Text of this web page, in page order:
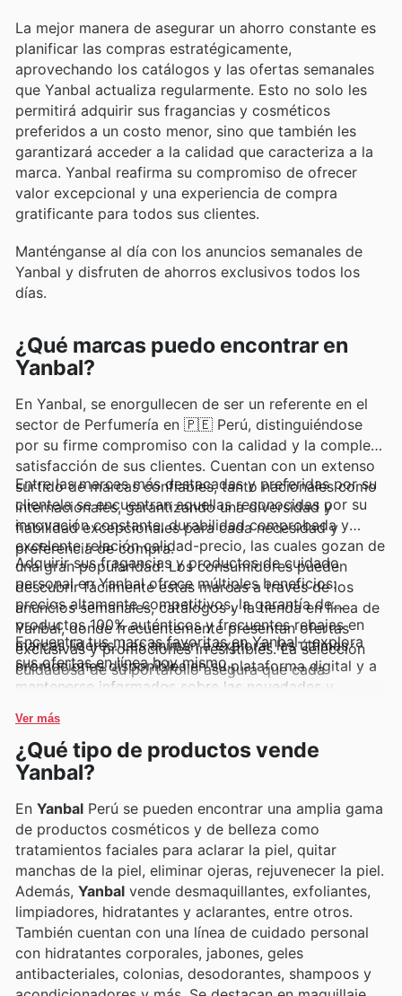
La mejor manera de asegurar un ahorro constante es
planificar las compras estratégicamente,
aprovechando los catálogos y las ofertas semanales
que Yanbal actualiza regularmente. Esto no solo les
permitirá adquirir sus fragancias y cosméticos
preferidos a un costo menor, sino que también les
garantizará acceder a la calidad que caracteriza a la
marca. Yanbal reafirma su compromiso de ofrecer
valor excepcional y una experiencia de compra
gratificante para todos sus clientes.
Manténganse al día con los anuncios semanales de
Yanbal y disfruten de ahorros exclusivos todos los
días.
¿Qué marcas puedo encontrar en
Yanbal?
En Yanbal, se enorgullecen de ser un referente en el
sector de Perfumería en 🇵🇪 Perú, distinguiéndose
por su firme compromiso con la calidad y la completa
satisfacción de sus clientes. Cuentan con un extenso
surtido de marcas confiables, tanto nacionales como
internacionales, garantizando una diversidad y
fiabilidad excepcionales para cada necesidad y
preferencia de compra.
Entre las marcas más destacadas y preferidas por su
clientela se encuentran aquellas reconocidas por su
innovación constante, durabilidad comprobada y
excelente relación calidad-precio, las cuales gozan de
una gran popularidad. Los consumidores pueden
descubrir fácilmente estas marcas a través de los
anuncios semanales, catálogos y la tienda en línea de
Yanbal, donde frecuentemente presentan ofertas
exclusivas y promociones irresistibles. La selección
cuidadosa de su portafolio asegura que cada
producto cumpla con los más altos estándares.
Adquirir sus fragancias y productos de cuidado
personal en Yanbal ofrece múltiples beneficios:
precios altamente competitivos, la garantía de
productos 100% auténticos y frecuentes rebajas en
marcas líderes. Les animan a explorar las últimas
promociones disponibles en su plataforma digital y a
mantenerse informados sobre las novedades y
Encuentra tus marcas favoritas en Yanbal—explora
sus ofertas en línea hoy mismo.
Ver más
¿Qué tipo de productos vende
Yanbal?
En Yanbal Perú se pueden encontrar una amplia gama
de productos cosméticos y de belleza como
tratamientos faciales para aclarar la piel, quitar
manchas de la piel, eliminar ojeras, rejuvenecer la piel.
Además, Yanbal vende desmaquillantes, exfoliantes,
limpiadores, hidratantes y aclarantes, entre otros.
También cuentan con una línea de cuidado personal
con hidratantes corporales, jabones, geles
antibacteriales, colonias, desodorantes, shampoos y